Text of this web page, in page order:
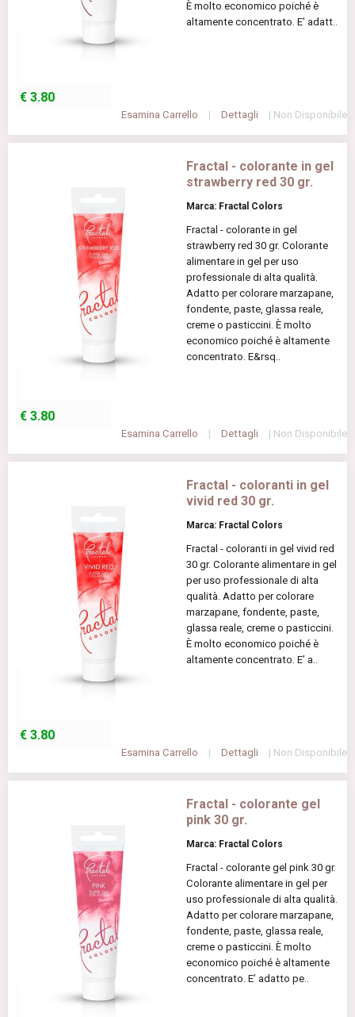
È molto economico poiché è
altamente concentrato. E’ adatt..
€ 3.80
Esamina Carrello | Dettagli | Non Disponibile
Fractal - colorante in gel
strawberry red 30 gr.
Marca: Fractal Colors
Fractal - colorante in gel
strawberry red 30 gr. Colorante
alimentare in gel per uso
professionale di alta qualità.
Adatto per colorare marzapane,
fondente, paste, glassa reale,
creme o pasticcini. È molto
economico poiché è altamente
concentrato. E&rsq..
€ 3.80
Esamina Carrello | Dettagli | Non Disponibile
Fractal - coloranti in gel
vivid red 30 gr.
Marca: Fractal Colors
Fractal - coloranti in gel vivid red
30 gr. Colorante alimentare in gel
per uso professionale di alta
qualità. Adatto per colorare
marzapane, fondente, paste,
glassa reale, creme o pasticcini.
È molto economico poiché è
altamente concentrato. E’ a..
€ 3.80
Esamina Carrello | Dettagli | Non Disponibile
Fractal - colorante gel
pink 30 gr.
Marca: Fractal Colors
Fractal - colorante gel pink 30 gr.
Colorante alimentare in gel per
uso professionale di alta qualità.
Adatto per colorare marzapane,
fondente, paste, glassa reale,
creme o pasticcini. È molto
economico poiché è altamente
concentrato. E’ adatto pe..